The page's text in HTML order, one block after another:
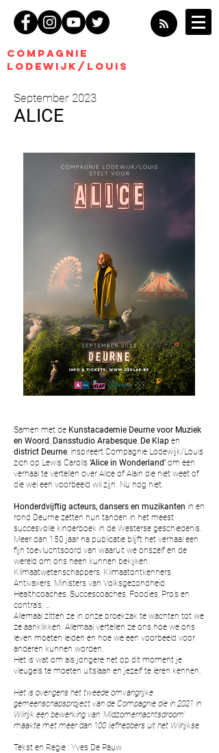
COMPagnie
Lodewijk/Louis
September 2023
ALICE
Samen met de Kunstacademie Deurne voor Muziek
en Woord , Dansstudio Arabesque, De Klap en
district Deurne, inspireert Compagnie Lodewijk/Louis
zich op Lewis Carolls ‘Alice in Wonderland’ om een
verhaal te vertellen over Alice of Alain die niet weet of
die wel een voorbeeld wil zijn. Nu nog niet.
Honderdvijftig acteurs, dansers en muzikanten in en
rond Deurne zetten hun tanden in het meest
succesvolle kinderboek in de Westerse geschiedenis.
Meer dan 150 jaar na publicatie blijft het verhaal een
fijn toevluchtsoord van waaruit we onszelf en de
wereld om ons heen kunnen bekijken.
Klimaatwetenschappers, Klimaatontkenners,
Antivaxers, Ministers van Volksgezondheid,
Healthcoaches, Succescoaches, Foodies, Pro’s en
contra’s, …
Allemaal zitten ze in onze broekzak te wachten tot we
ze aanklikken. Allemaal vertellen ze ons hoe we ons
leven moeten leiden en hoe we een voorbeeld voor
anderen kunnen worden.
Het is wat om als jongere net op dit moment je
vleugels te moeten uitslaan en jezelf te leren kennen.
Het is overigens het tweede omvangrijke
gemeenschapsproject van de Compagnie die in 2021 in
Wilrijk een bewerking van 'Midzomernachtsdroom'
maakte met meer dan 100 liefhebbers uit het Wilrijkse.
Tekst en Regie : Yves De Pauw